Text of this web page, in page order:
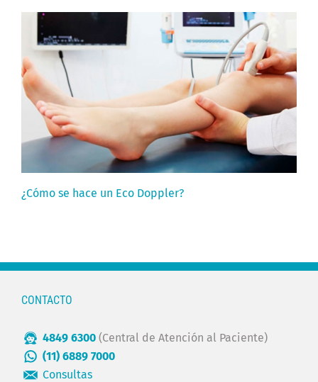
¿Cómo se hace un Eco Doppler?
CONTACTO
4849 6300 (Central de Atención al Paciente)
(11) 6889 7000
Consultas